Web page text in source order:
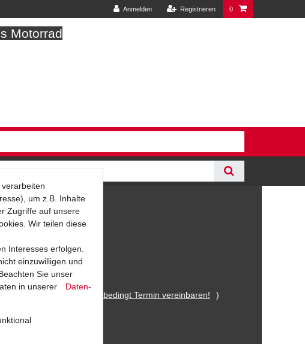
Anmelden Registrieren 0
Motorrad
Bitte unbedingt Termin vereinbaren! )
um z.B. Inhalte
Zugriffe auf unsere
Wir teilen diese
Interesses erfolgen.
einzuwilligen und
Sie unser
in unserer
Daten­